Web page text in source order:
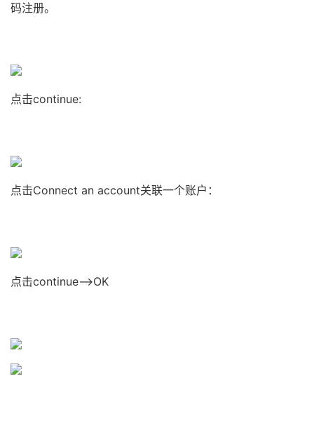
码注册。
点击continue:
点击Connect an account关联一个账户：
点击continue–>OK